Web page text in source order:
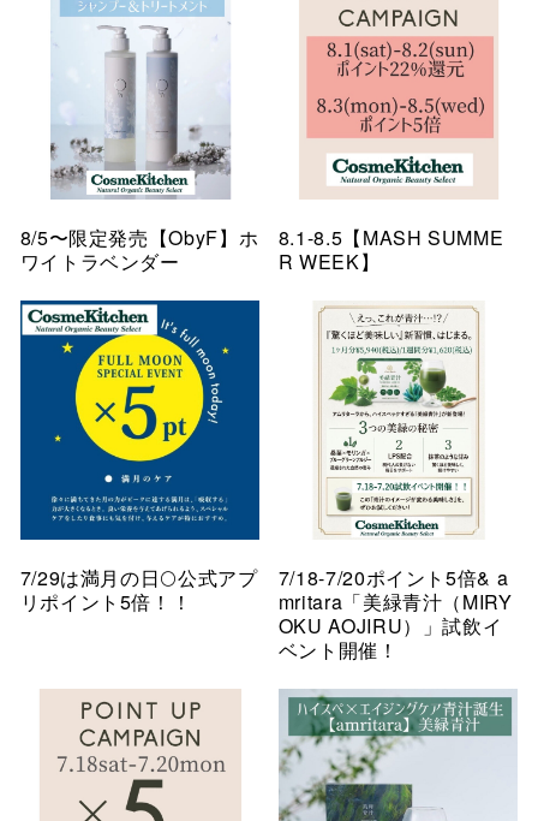
8/5〜限定発売【ObyF】ホ
ワイトラベンダー
8.1-8.5【MASH SUMME
R WEEK】
7/29は満月の日🌕公式アプ
リポイント5倍！！
7/18-7/20ポイント5倍& a
mritara「美緑青汁（MIRY
OKU AOJIRU）」試飲イ
ベント開催！